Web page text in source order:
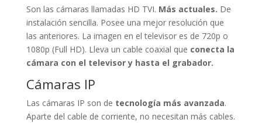
Son las cámaras llamadas HD TVI. Más actuales. De
instalación sencilla. Posee una mejor resolución que
las anteriores. La imagen en el televisor es de 720p o
1080p (Full HD). Lleva un cable coaxial que conecta la
cámara con el televisor y hasta el grabador.
Cámaras IP
Las cámaras IP son de tecnología más avanzada.
Aparte del cable de corriente, no necesitan más cables.